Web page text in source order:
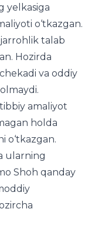
yelkasiga
o‘tkazgan.
talab
Hozirda
va oddiy
amaliyot
holda
o‘tkazgan.
ularning
Shoh qanday